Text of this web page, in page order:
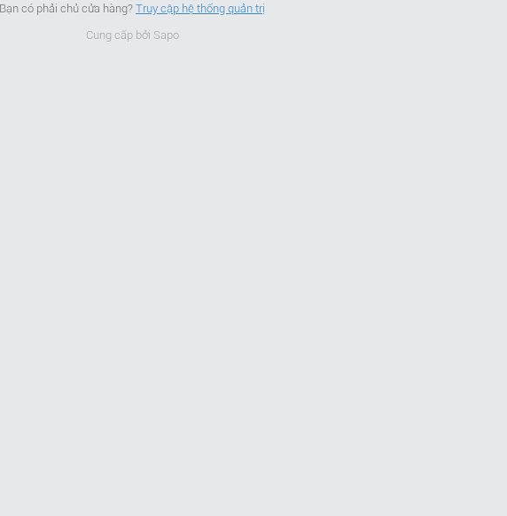
Bạn có phải chủ cửa hàng? Truy cập hệ thống quản trị
Cung cấp bởi Sapo